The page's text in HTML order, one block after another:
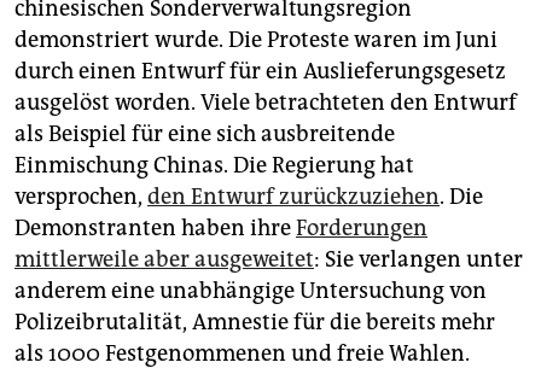
chinesischen Sonderverwaltungsregion
demonstriert wurde. Die Proteste waren im Juni
durch einen Entwurf für ein Auslieferungsgesetz
ausgelöst worden. Viele betrachteten den Entwurf
als Beispiel für eine sich ausbreitende
Einmischung Chinas. Die Regierung hat
versprochen, den Entwurf zurückzuziehen. Die
Demonstranten haben ihreForderungen
mittlerweile aber ausgeweitet: Sie verlangen unter
anderem eine unabhängige Untersuchung von
Polizeibrutalität, Amnestie für die bereits mehr
als 1000 Festgenommenen und freie Wahlen.